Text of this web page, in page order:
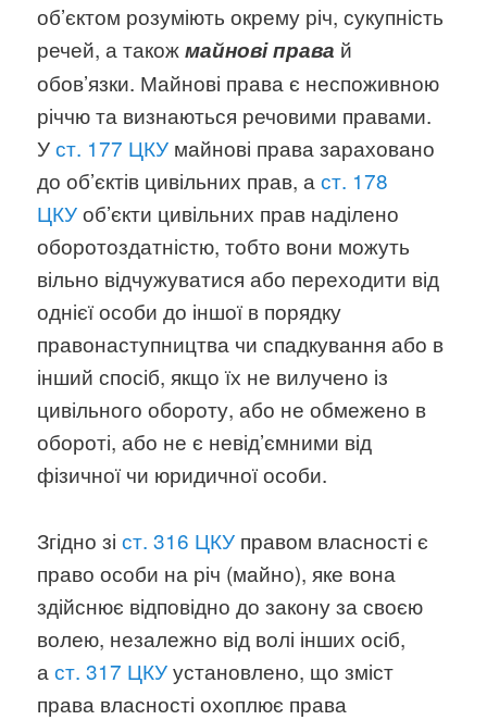
об’єктом розуміють окрему річ, сукупність
речей, а такожмайнові права й
обов’язки. Майнові права є неспоживною
річчю та визнаються речовими правами.
Уст. 177 ЦКУ майнові права зараховано
до об’єктів цивільних прав, аст. 178
ЦКУоб’єкти цивільних прав наділено
оборотоздатністю, тобто вони можуть
вільно відчужуватися або переходити від
однієї особи до іншої в порядку
правонаступництва чи спадкування або в
інший спосіб, якщо їх не вилучено із
цивільного обороту, або не обмежено в
обороті, або не є невід’ємними від
фізичної чи юридичної особи.
Згідно зіст. 316 ЦКУ правом власності є
право особи на річ (майно), яке вона
здійснює відповідно до закону за своєю
волею, незалежно від волі інших осіб,
аст. 317 ЦКУустановлено, що зміст
права власності охоплює права